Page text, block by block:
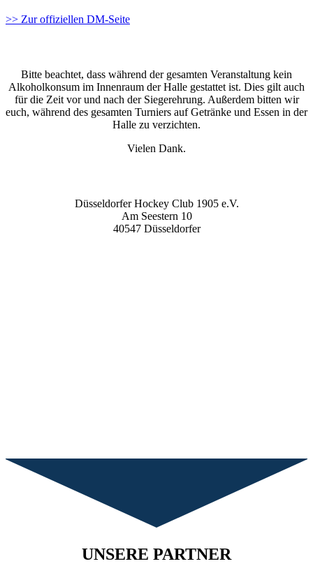
>> Zur offiziellen DM-Seite
Bitte beachtet, dass während der gesamten Veranstaltung kein
Alkoholkonsum im Innenraum der Halle gestattet ist. Dies gilt auch
für die Zeit vor und nach der Siegerehrung. Außerdem bitten wir
euch, während des gesamten Turniers auf Getränke und Essen in der
Halle zu verzichten.
Vielen Dank.
Düsseldorfer Hockey Club 1905 e.V.
Am Seestern 10
40547 Düsseldorfer
UNSERE PARTNER